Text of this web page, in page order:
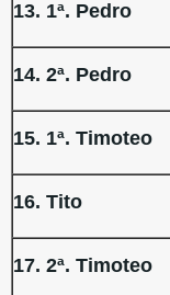
13. 1ª. Pedro
14. 2ª. Pedro
15. 1ª. Timoteo
16. Tito
17. 2ª. Timoteo